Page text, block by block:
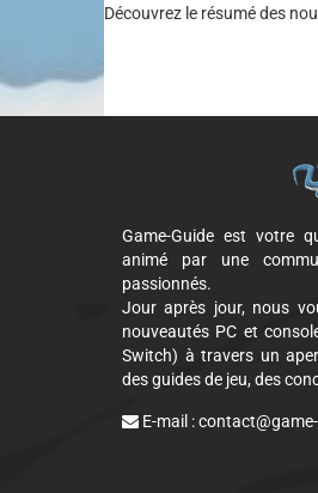
Découvrez le résumé des
Game-Guide est votre
animé par une
passionnés.
Jour après jour, nous
nouveautés PC et
Switch) à travers un
des guides de jeu, des
E-mail :